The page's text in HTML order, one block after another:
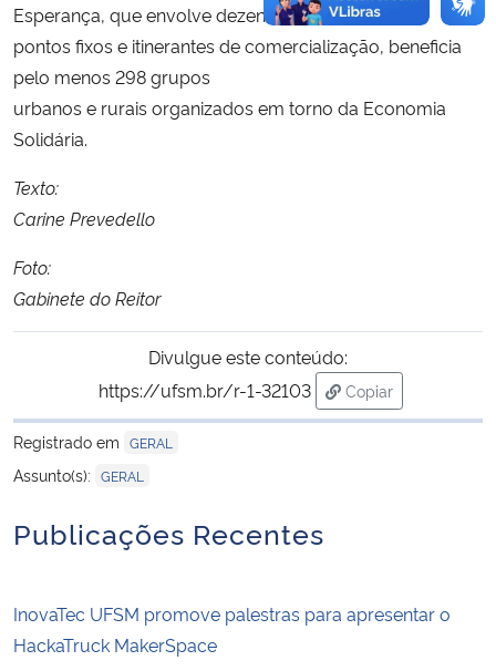
Esperança, que envolve dezenas de
pontos fixos e itinerantes de comercialização, beneficia
pelo menos 298 grupos
urbanos e rurais organizados em torno da Economia
Solidária.
Texto:
Carine Prevedello
Foto:
Gabinete do Reitor
Divulgue este conteúdo:
https://ufsm.br/r-1-32103
Copiar
para área de
Registrado em GERAL
Assunto(s): GERAL
Publicações Recentes
InovaTec UFSM promove palestras para apresentar o
HackaTruck MakerSpace